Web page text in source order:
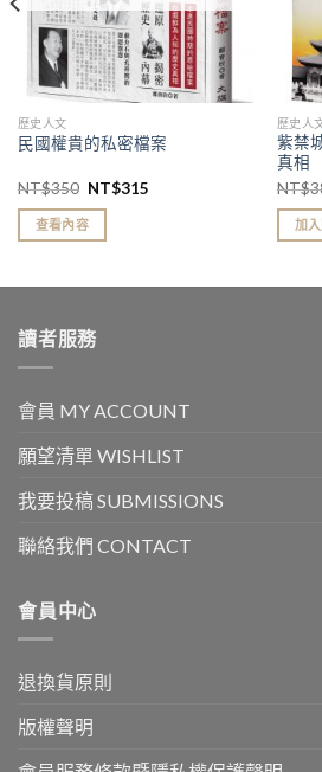
歷史人文
民國權貴的私密檔案
NT$350 NT$315
查看內容
歷史人
紫禁
真相
NT$
加
讀者服務
會員 MY ACCOUNT
願望清單 WISHLIST
我要投稿 SUBMISSIONS
聯絡我們 CONTACT
會員中心
退換貨原則
版權聲明